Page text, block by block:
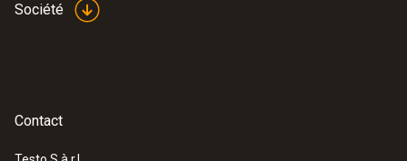
Société
Contact